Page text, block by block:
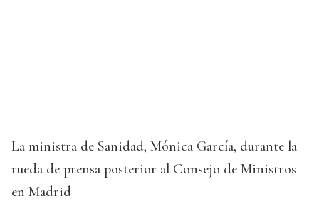
La ministra de Sanidad, Mónica García, durante la
rueda de prensa posterior al Consejo de Ministros
en Madrid